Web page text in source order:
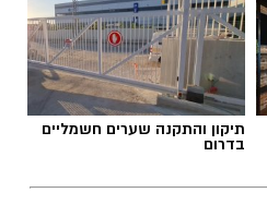
תיקון והתקנה שערים חשמליים
בדרום